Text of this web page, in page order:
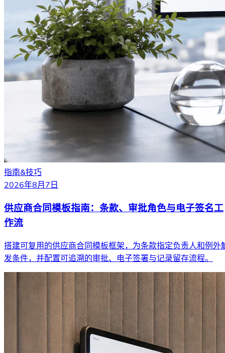
指南&技巧
2026年8月7日
供应商合同模板指南：条款、审批角色与电子签名工
作流
搭建可复用的供应商合同模板框架，为条款指定负责人和例外
发条件，并配置可追溯的审批、电子签署与记录留存流程。